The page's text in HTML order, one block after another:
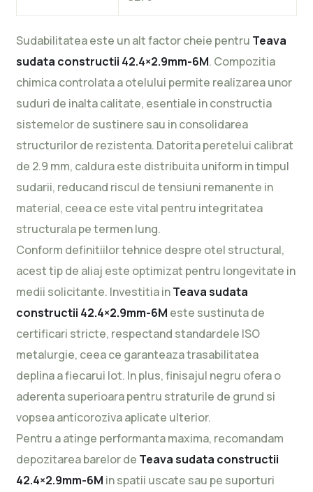
Sudabilitatea este un alt factor cheie pentru Teava
sudata constructii 42.4×2.9mm-6M. Compozitia
chimica controlata a otelului permite realizarea unor
suduri de inalta calitate, esentiale in constructia
sistemelor de sustinere sau in consolidarea
structurilor de rezistenta. Datorita peretelui calibrat
de 2.9 mm, caldura este distribuita uniform in timpul
sudarii, reducand riscul de tensiuni remanente in
material, ceea ce este vital pentru integritatea
structurala pe termen lung.
Conform definitiilor tehnice despre otel structural,
acest tip de aliaj este optimizat pentru longevitate in
medii solicitante. Investitia inTeava sudata
constructii 42.4×2.9mm-6M este sustinuta de
certificari stricte, respectand standardele ISO
metalurgie, ceea ce garanteaza trasabilitatea
deplina a fiecarui lot. In plus, finisajul negru ofera o
aderenta superioara pentru straturile de grund si
vopsea anticoroziva aplicate ulterior.
Pentru a atinge performanta maxima, recomandam
depozitarea barelor de Teava sudata constructii
42.4×2.9mm-6M in spatii uscate sau pe suporturi